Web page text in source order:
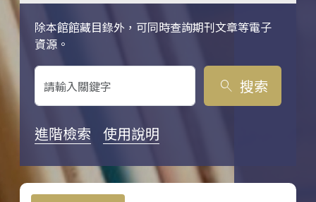
除本館館藏目錄外，可同時查詢期刊文章等電子
資源。
關鍵字搜尋
search 搜索
進階檢索 使用說明